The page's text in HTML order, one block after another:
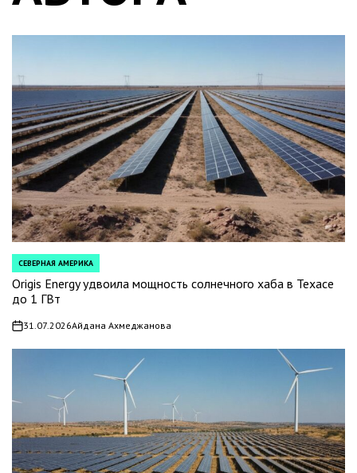
POSTED
IN
СЕВЕРНАЯ АМЕРИКА
Origis Energy удвоила мощность солнечного хаба в Техасе
до 1 ГВт
on31.07.2026Айдана Ахмеджанова